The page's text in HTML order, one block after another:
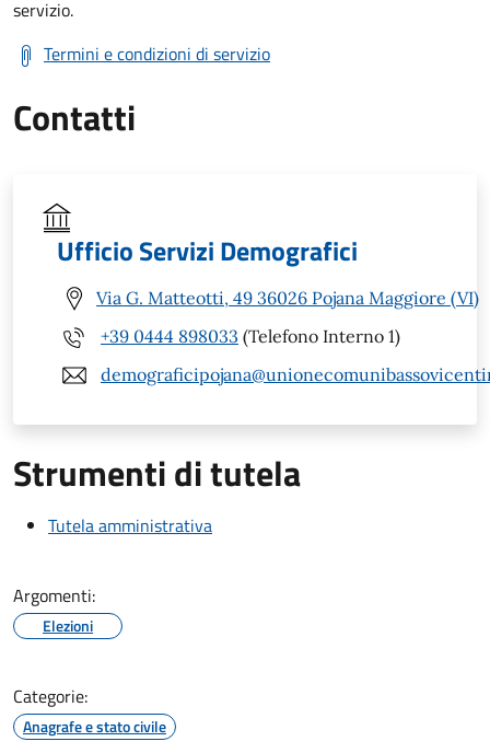
servizio.
Termini e condizioni di servizio
Contatti
Ufficio Servizi Demografici
Via G. Matteotti, 49 36026 Pojana Maggiore (VI)
+39 0444 898033 (Telefono Interno 1)
Strumenti di tutela
Tutela amministrativa
Argomenti:
Elezioni
Categorie:
Anagrafe e stato civile